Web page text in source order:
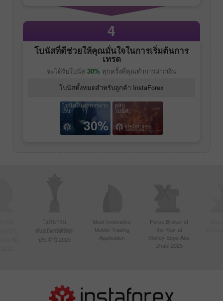
4
โบนัสที่ดีช่วยให้คุณมั่นใจในการเริ่มต้นการ
เทรด
จะได้รับโบนัส 30% ทุกครั้งที่คุณทำการฝากเงิน
โบนัสทั้งหมดสำหรับลูกค้า InstaForex
โบนัสในทุกการฝาก
เงิน
30%
คลับ
โบนัส
โปรแกรม
พันธมิตรที่ดีที่สุด
ประจำปี 2020
Most Innovative
Mobile Trading
Application
Forex Broker of
the Year at
Money Expo Abu
Dhabi 2025